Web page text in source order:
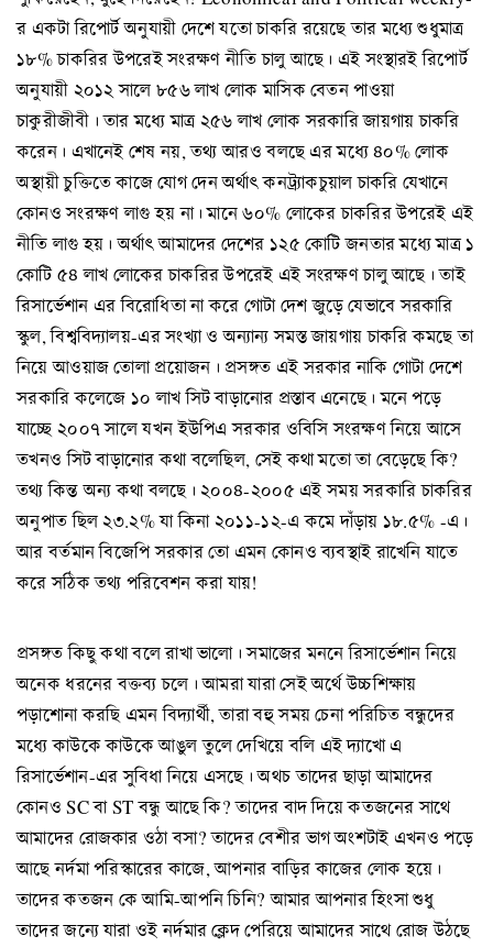
র একটা রিপোর্ট অনুযায়ী দেশে যতো চাকরি রয়েছে তার মধ্যে শুধুমাত্র
১৮% চাকরির উপরেই সংরক্ষণ নীতি চালু আছে। এই সংস্থারই রিপোর্ট
অনুযায়ী ২০১২ সালে ৮৫৬ লাখ লোক মাসিক বেতন পাওয়া
চাকুরীজীবী। তার মধ্যে মাত্র ২৫৬ লাখ লোক সরকারি জায়গায় চাকরি
করেন। এখানেই শেষ নয়, তথ্য আরও বলছে এর মধ্যে ৪০% লোক
অস্থায়ী চুক্তিতে কাজে যোগ দেন অর্থাৎ কনট্র্যাকচুয়াল চাকরি যেখানে
কোনও সংরক্ষণ লাগু হয় না। মানে ৬০% লোকের চাকরির উপরেই এই
নীতি লাগু হয়। অর্থাৎ আমাদের দেশের ১২৫ কোটি জনতার মধ্যে মাত্র ১
কোটি ৫৪ লাখ লোকের চাকরির উপরেই এই সংরক্ষণ চালু আছে। তাই
রিসার্ভেশান এর বিরোধিতা না করে গোটা দেশ জুড়ে যেভাবে সরকারি
স্কুল, বিশ্ববিদ্যালয়-এর সংখ্যা ও অন্যান্য সমস্ত জায়গায় চাকরি কমছে তা
নিয়ে আওয়াজ তোলা প্রয়োজন। প্রসঙ্গত এই সরকার নাকি গোটা দেশে
সরকারি কলেজে ১০ লাখ সিট বাড়ানোর প্রস্তাব এনেছে। মনে পড়ে
যাচ্ছে ২০০৭ সালে যখন ইউপিএ সরকার ওবিসি সংরক্ষণ নিয়ে আসে
তখনও সিট বাড়ানোর কথা বলেছিল, সেই কথা মতো তা বেড়েছে কি?
তথ্য কিন্ত অন্য কথা বলছে। ২০০৪-২০০৫ এই সময় সরকারি চাকরির
অনুপাত ছিল ২৩.২% যা কিনা ২০১১-১২-এ কমে দাঁড়ায় ১৮.৫% -এ।
আর বর্তমান বিজেপি সরকার তো এমন কোনও ব্যবস্থাই রাখেনি যাতে
করে সঠিক তথ্য পরিবেশন করা যায়!
প্রসঙ্গত কিছু কথা বলে রাখা ভালো। সমাজের মননে রিসার্ভেশান নিয়ে
অনেক ধরনের বক্তব্য চলে। আমরা যারা সেই অর্থে উচ্চশিক্ষায়
পড়াশোনা করছি এমন বিদ্যার্থী, তারা বহু সময় চেনা পরিচিত বন্ধুদের
মধ্যে কাউকে কাউকে আঙুল তুলে দেখিয়ে বলি এই দ্যাখো এ
রিসার্ভেশান-এর সুবিধা নিয়ে এসছে। অথচ তাদের ছাড়া আমাদের
কোনও SC বা ST বন্ধু আছে কি? তাদের বাদ দিয়ে কতজনের সাথে
আমাদের রোজকার ওঠা বসা? তাদের বেশীর ভাগ অংশটাই এখনও পড়ে
আছে নর্দমা পরিস্কারের কাজে, আপনার বাড়ির কাজের লোক হয়ে।
তাদের কতজন কে আমি-আপনি চিনি? আমার আপনার হিংসা শুধু
তাদের জন্যে যারা ওই নর্দমার ক্লেদ পেরিয়ে আমাদের সাথে রোজ উঠছে